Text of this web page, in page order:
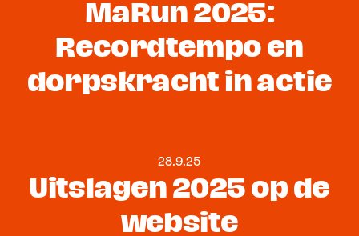
MaRun 2025:
Recordtempo en
dorpskracht in actie
28.9.25
Uitslagen 2025 op de
website